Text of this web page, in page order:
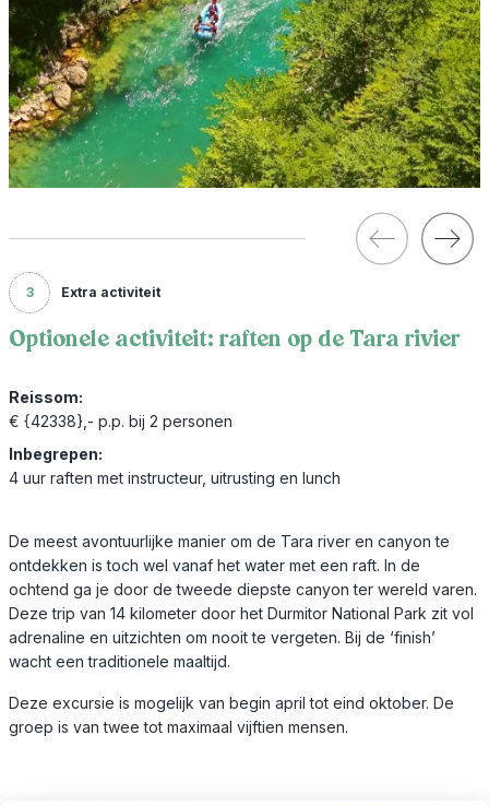
3 Extra activiteit
Optionele activiteit: raften op de Tara rivier
Reissom:
€ {42338},- p.p. bij 2 personen
Inbegrepen:
4 uur raften met instructeur, uitrusting en lunch
De meest avontuurlijke manier om de Tara river en canyon te
ontdekken is toch wel vanaf het water met een raft. In de
ochtend ga je door de tweede diepste canyon ter wereld varen.
Deze trip van 14 kilometer door het Durmitor National Park zit vol
adrenaline en uitzichten om nooit te vergeten. Bij de ‘finish’
wacht een traditionele maaltijd.
Deze excursie is mogelijk van begin april tot eind oktober. De
groep is van twee tot maximaal vijftien mensen.